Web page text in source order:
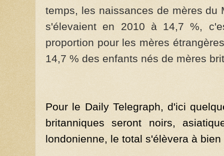
temps, les naissances de mères du
s'élevaient en 2010 à 14,7 %,
proportion pour les mères
14,7 % des enfants nés de mères
Pour le Daily Telegraph, d'ici
britanniques seront noirs,
londonienne, le total s'élèvera à